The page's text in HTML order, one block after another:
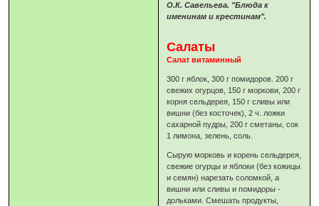
О.К. Савельева. "Блюда к
именинам и крестинам".
Салаты
Салат витаминный
300 г яблок, 300 г помидоров. 200 г
свежих огурцов, 150 г моркови, 200 г
корня сельдерея, 150 г сливы или
вишни (без косточек), 2 ч. ложки
сахарной пудры, 200 г сметаны, сок
1 лимона, зелень, соль.
Сырую морковь и корень сельдерея,
свежие огурцы и яблоки (без кожицы
и семян) нарезать соломкой, а
вишни или сливы и помидоры -
дольками. Смешать продукты,